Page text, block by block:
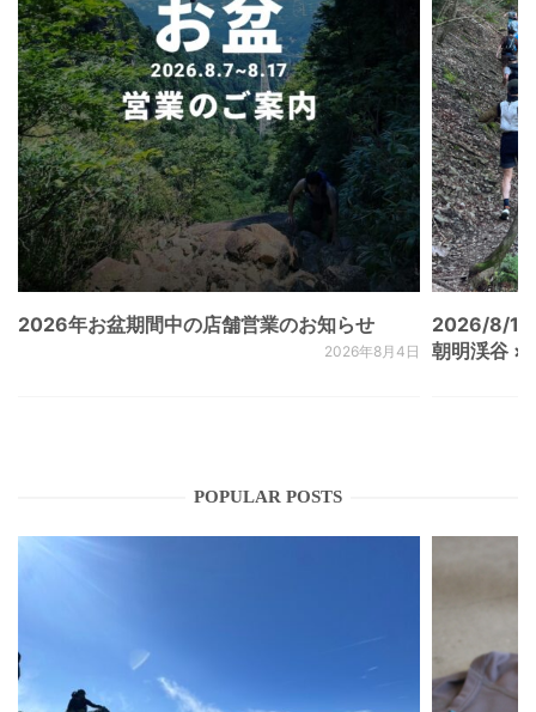
2026年お盆期間中の店舗営業のお知らせ
2026年8月4日
2026/8/
朝明渓谷 ×
POPULAR POSTS